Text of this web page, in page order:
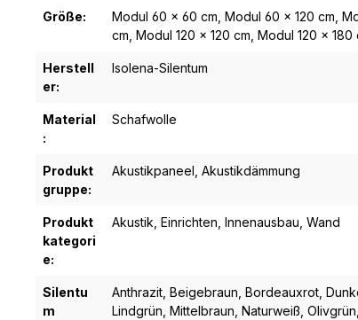
Größe: Modul 60 x 60 cm , Modul 60 x 120 cm ,
cm , Modul 120 x 120 cm , Modul 120 x 180
Herstell
er:
Isolena-Silentum
Material
:
Schafwolle
Produkt
gruppe:
Akustikpaneel , Akustikdämmung
Produkt
kategori
e:
Akustik , Einrichten , Innenausbau , Wand
Silentu
m
Anthrazit , Beigebraun , Bordeauxrot ,
Lindgrün , Mittelbraun , Naturweiß , Olivgrün